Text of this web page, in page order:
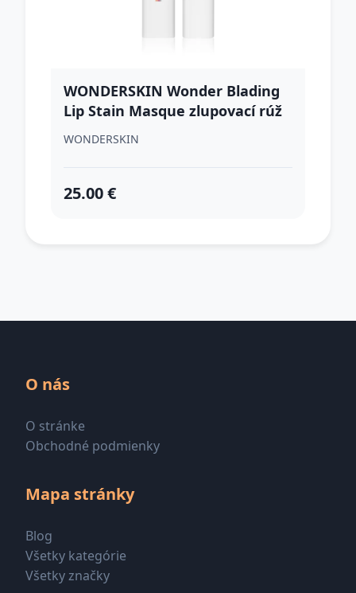
WONDERSKIN Wonder Blading
Lip Stain Masque zlupovací rúž
odtieň Crush 4 ml
WONDERSKIN
25.00 €
O nás
O stránke
Obchodné podmienky
Mapa stránky
Blog
Všetky kategórie
Všetky značky